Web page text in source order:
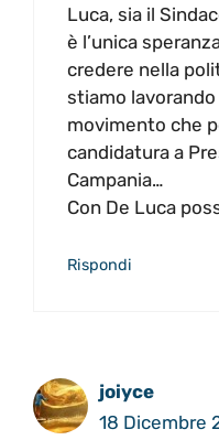
Luca, sia il
è l’unica
credere nella
stiamo
movimento che
candidatura a
Campania…
Con De Luca
Rispondi
joiyce
18 Dicembre